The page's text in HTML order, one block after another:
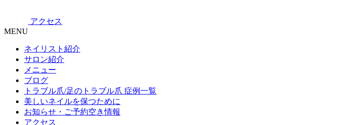
アクセス
MENU
ネイリスト紹介
サロン紹介
メニュー
ブログ
トラブル爪/足のトラブル爪 症例一覧
美しいネイルを保つために
お知らせ・ご予約空き情報
アクセス